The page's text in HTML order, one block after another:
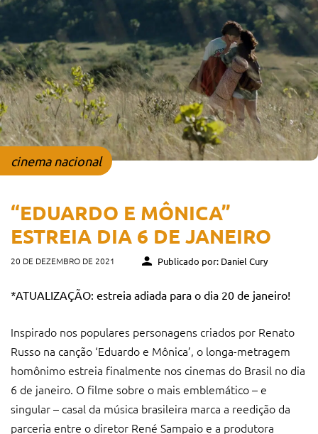
cinema nacional
“EDUARDO E MÔNICA”
ESTREIA DIA 6 DE JANEIRO
20 DE DEZEMBRO DE 2021 Publicado por: Daniel Cury
*ATUALIZAÇÃO: estreia adiada para o dia 20 de janeiro!
Inspirado nos populares personagens criados por Renato
Russo na canção ‘Eduardo e Mônica’, o longa-metragem
homônimo estreia finalmente nos cinemas do Brasil no dia
6 de janeiro. O filme sobre o mais emblemático – e
singular – casal da música brasileira marca a reedição da
parceria entre o diretor René Sampaio e a produtora